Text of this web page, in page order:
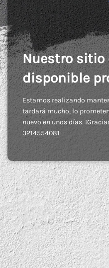
Nuestro sitio
disponible
Estamos realizando
tardará mucho, lo
nuevo en unos días.
3214554081